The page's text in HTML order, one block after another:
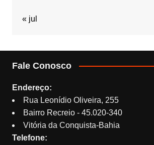
« jul
Fale Conosco
Endereço:
Rua Leonídio Oliveira, 255
Bairro Recreio - 45.020-340
Vitória da Conquista-Bahia
Telefone: